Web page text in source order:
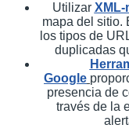
Utilizar XML-
mapa del sitio.
los tipos de
duplicadas
Google
presencia de
través de la